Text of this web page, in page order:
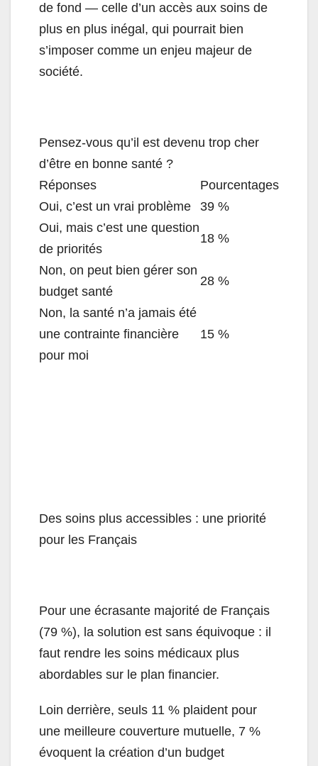
de fond — celle d’un accès aux soins de
plus en plus inégal, qui pourrait bien
s’imposer comme un enjeu majeur de
société.
Pensez-vous qu’il est devenu trop cher
d’être en bonne santé ?
Réponses
Pourcentages
Oui, c’est un vrai problème
39 %
Oui, mais c’est une question
de priorités
18 %
Non, on peut bien gérer son
budget santé
28 %
Non, la santé n’a jamais été
une contrainte financière
pour moi
15 %
Des soins plus accessibles : une priorité
pour les Français
Pour une écrasante majorité de Français
(79 %), la solution est sans équivoque : il
faut rendre les soins médicaux plus
abordables sur le plan financier.
Loin derrière, seuls 11 % plaident pour
une meilleure couverture mutuelle, 7 %
évoquent la création d’un budget